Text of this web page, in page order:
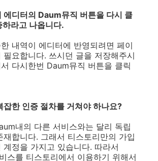
에디터의 Daum뮤직 버튼을 다시 클
하라고 나옵니다.
내역이 에디터에 반영되려면 페이
필요합니다. 쓰시던 글을 저장해주시
다시한번 Daum뮤직 버튼을 클릭
잡한 인증 절차를 거쳐야 하나요?
내의 다른 서비스와는 달리 독립
재합니다. 그래서 티스토리만의 가입
계정을 가지고 있습니다. 따라서
스를 티스토리에서 이용하기 위해서